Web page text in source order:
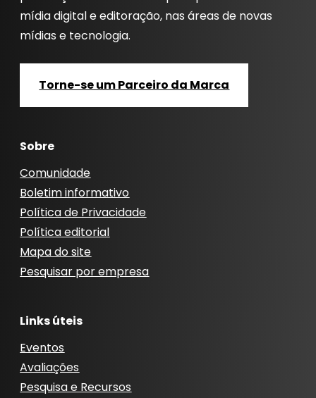
mídia digital e editoração, nas áreas de novas
mídias e tecnologia.
Torne-se um Parceiro da Marca
Sobre
Comunidade
Boletim informativo
Política de Privacidade
Política editorial
Mapa do site
Pesquisar por empresa
Links úteis
Eventos
Avaliações
Pesquisa e Recursos